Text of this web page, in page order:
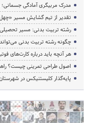
مدرک مربیگری آمادگی
تقدیر از تیم گشایش مسیر
رشته تربیت بدنی: مسیر
چگونه رشته تربیت بدنی
هر آنچه باید درباره کارت‌های
اصول طراحی تمرینی چیست؟
پایه‌گذار کلیستنیکس در